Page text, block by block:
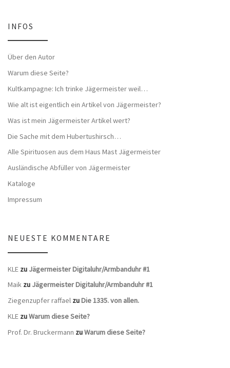
INFOS
Über den Autor
Warum diese Seite?
Kultkampagne: Ich trinke Jägermeister weil…
Wie alt ist eigentlich ein Artikel von Jägermeister?
Was ist mein Jägermeister Artikel wert?
Die Sache mit dem Hubertushirsch…
Alle Spirituosen aus dem Haus Mast Jägermeister
Ausländische Abfüller von Jägermeister
Kataloge
Impressum
NEUESTE KOMMENTARE
KLE zu Jägermeister Digitaluhr/Armbanduhr #1
Maik zu Jägermeister Digitaluhr/Armbanduhr #1
Ziegenzupfer raffael zuDie 1335. von allen.
KLE zuWarum diese Seite?
Prof. Dr. Bruckermann zuWarum diese Seite?